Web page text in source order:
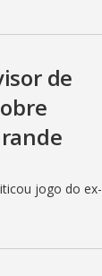
de
jogo do ex-